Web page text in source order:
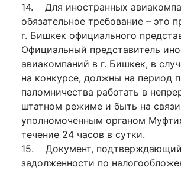
14. Для иностранных
обязательное требование – это
г. Бишкек официального
Официальный представитель
авиакомпаний в г. Бишкек, в
на конкурсе, должны на период
паломничества работать в
штатном режиме и быть на
уполномоченным органом
течение 24 часов в сутки.
15. Документ, подтверждающий
задолженности по